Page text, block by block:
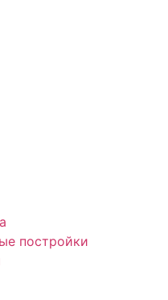
постройки